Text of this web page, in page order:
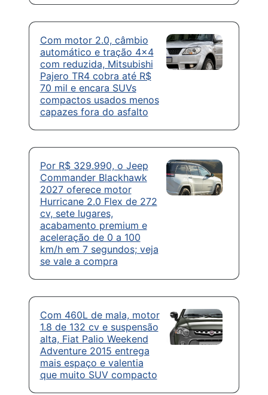
Com motor 2.0, câmbio
automático e tração 4×4
com reduzida, Mitsubishi
Pajero TR4 cobra até R$
70 mil e encara SUVs
compactos usados menos
capazes fora do asfalto
Por R$ 329.990, o Jeep
Commander Blackhawk
2027 oferece motor
Hurricane 2.0 Flex de 272
cv, sete lugares,
acabamento premium e
aceleração de 0 a 100
km/h em 7 segundos; veja
se vale a compra
Com 460L de mala, motor
1.8 de 132 cv e suspensão
alta, Fiat Palio Weekend
Adventure 2015 entrega
mais espaço e valentia
que muito SUV compacto